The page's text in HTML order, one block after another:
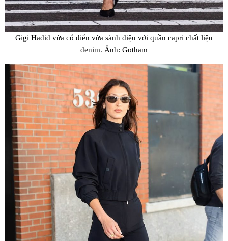
Gigi Hadid vừa cổ điển vừa sành điệu với quần capri chất liệu
denim. Ảnh: Gotham